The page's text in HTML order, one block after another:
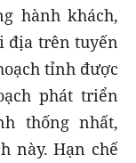
hành khách,
địa trên tuyến
tỉnh được
phát triển
thống nhất,
này. Hạn chế